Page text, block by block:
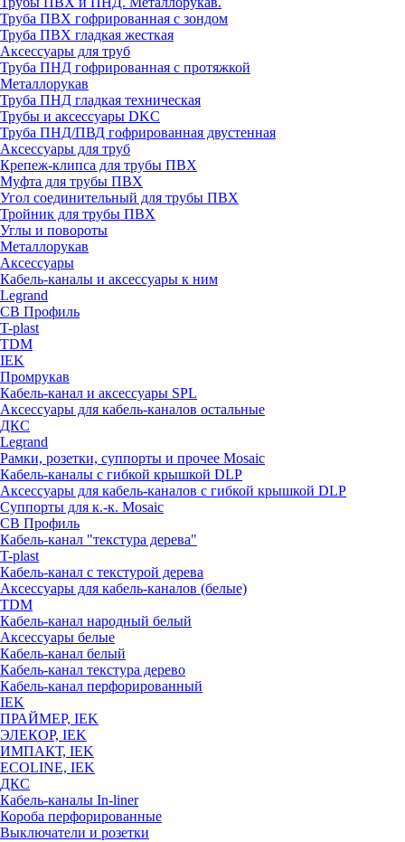
Труба ПВХ гофрированная с зондом
Труба ПВХ гладкая жесткая
Аксессуары для труб
Труба ПНД гофрированная с протяжкой
Металлорукав
Труба ПНД гладкая техническая
Трубы и аксессуары DKC
Труба ПНД/ПВД гофрированная двустенная
Аксессуары для труб
Крепеж-клипса для трубы ПВХ
Муфта для трубы ПВХ
Угол соединительный для трубы ПВХ
Тройник для трубы ПВХ
Углы и повороты
Металлорукав
Аксессуары
Кабель-каналы и аксессуары к ним
Legrand
СВ Профиль
T-plast
TDM
IEK
Промрукав
Кабель-канал и аксессуары SPL
Аксессуары для кабель-каналов остальные
ДКС
Legrand
Рамки, розетки, суппорты и прочее Mosaic
Кабель-каналы с гибкой крышкой DLP
Аксессуары для кабель-каналов с гибкой крышкой DLP
Суппорты для к.-к. Mosaic
СВ Профиль
Кабель-канал "текстура дерева"
T-plast
Кабель-канал с текстурой дерева
Аксессуары для кабель-каналов (белые)
TDM
Кабель-канал народный белый
Аксессуары белые
Кабель-канал белый
Кабель-канал текстура дерево
Кабель-канал перфорированный
IEK
ПРАЙМЕР, IEK
ЭЛЕКОР, IEK
ИМПАКТ, IEK
ECOLINE, IEK
ДКС
Кабель-каналы In-liner
Короба перфорированные
Выключатели и розетки